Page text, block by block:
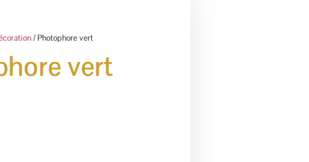
/ Photophore vert
vert